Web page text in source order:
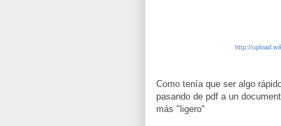
http://
Como tenía que ser algo
pasando de pdf a un
más "ligero"